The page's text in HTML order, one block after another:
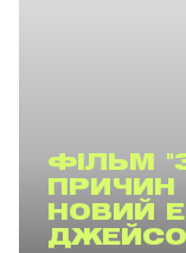
ФІЛЬМ
ПРИЧИН
НОВИЙ